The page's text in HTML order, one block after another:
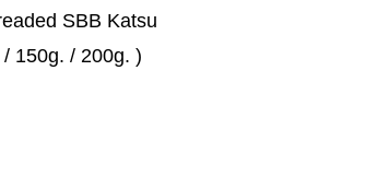
SBB Katsu
150g. / 200g. )